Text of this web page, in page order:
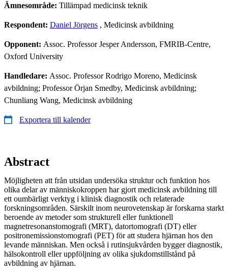
Ämnesområde: Tillämpad medicinsk teknik
Respondent: Daniel Jörgens , Medicinsk avbildning
Opponent: Assoc. Professor Jesper Andersson, FMRIB-Centre,
Oxford University
Handledare: Assoc. Professor Rodrigo Moreno, Medicinsk
avbildning; Professor Örjan Smedby, Medicinsk avbildning;
Chunliang Wang, Medicinsk avbildning
Exportera till kalender
Abstract
Möjligheten att från utsidan undersöka struktur och funktion hos
olika delar av människokroppen har gjort medicinsk avbildning till
ett oumbärligt verktyg i klinisk diagnostik och relaterade
forskningsområden. Särskilt inom neurovetenskap är forskarna starkt
beroende av metoder som strukturell eller funktionell
magnetresonanstomografi (MRT), datortomografi (DT) eller
positronemissionstomografi (PET) för att studera hjärnan hos den
levande människan. Men också i rutinsjukvården bygger diagnostik,
hälsokontroll eller uppföljning av olika sjukdomstillstånd på
avbildning av hjärnan.